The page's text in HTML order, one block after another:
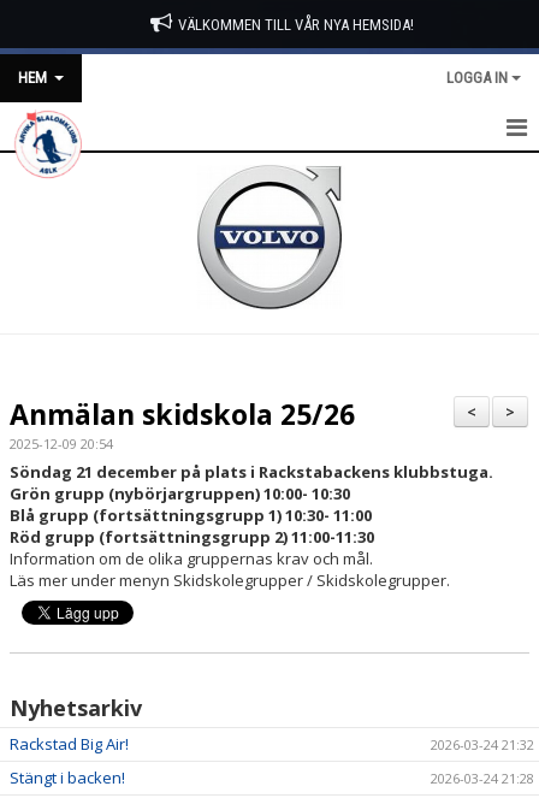
VÄLKOMMEN TILL VÅR NYA HEMSIDA!
HEM LOGGA IN
HEM
ÖPPETTIDER OCH LIFTKORTSPRISER
BILDGALLERI
WEBCAM
VÄDERSTATION STUGA
VÄDERSTATION TOPPEN
>
<
Anmälan skidskola 25/26
2025-12-09 20:54
Söndag 21 december på plats i Rackstabackens klubbstuga.
Grön grupp (nybörjargruppen) 10:00- 10:30
Blå grupp (fortsättningsgrupp 1) 10:30- 11:00
Röd grupp (fortsättningsgrupp 2) 11:00-11:30
Information om de olika gruppernas krav och mål.
Läs mer under menyn Skidskolegrupper / Skidskolegrupper.
Nyhetsarkiv
Rackstad Big Air! 2026-03-24 21:32
Stängt i backen! 2026-03-24 21:28